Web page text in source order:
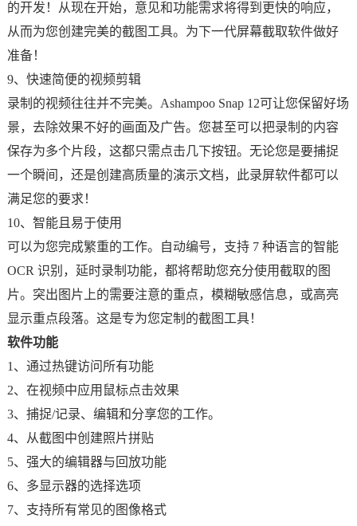
的开发！从现在开始，意见和功能需求将得到更快的响应，
从而为您创建完美的截图工具。为下一代屏幕截取软件做好
准备！
9、快速简便的视频剪辑
录制的视频往往并不完美。Ashampoo Snap 12可让您保留好场
景，去除效果不好的画面及广告。您甚至可以把录制的内容
保存为多个片段，这都只需点击几下按钮。无论您是要捕捉
一个瞬间，还是创建高质量的演示文档，此录屏软件都可以
满足您的要求！
10、智能且易于使用
可以为您完成繁重的工作。自动编号，支持 7 种语言的智能
OCR 识别，延时录制功能，都将帮助您充分使用截取的图
片。突出图片上的需要注意的重点，模糊敏感信息，或高亮
显示重点段落。这是专为您定制的截图工具！
软件功能
1、通过热键访问所有功能
2、在视频中应用鼠标点击效果
3、捕捉/记录、编辑和分享您的工作。
4、从截图中创建照片拼贴
5、强大的编辑器与回放功能
6、多显示器的选择选项
7、支持所有常见的图像格式